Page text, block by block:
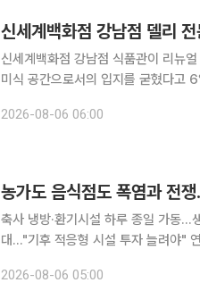
신세계백화점 강남점 델리
신세계백화점 강남점 식품관이 리뉴
미식 공간으로서의 입지를 굳혔다고 6일 밝혔다. 신세계백화점 강남점은 식
리 전문관까지 더하며 디저트와 외식,
2026-08-06 06:00
축사 냉방·환기시설 하루 종일 가동…
대…"기후 적응형 시설 투자 늘려야" 연일 이어지는 폭염이 농가와 음식점의 냉방비 부담을 키우고
생산량까지 줄어드는 이중 부담을 안
2026-08-06 05:00